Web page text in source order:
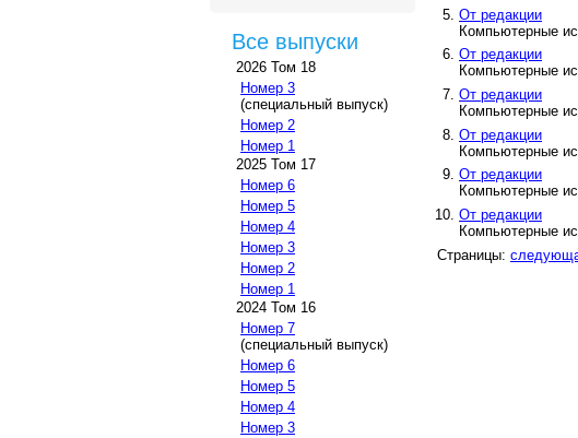
Все выпуски
2026 Том 18
Номер 3
(специальный выпуск)
Номер 2
Номер 1
2025 Том 17
Номер 6
Номер 5
Номер 4
Номер 3
Номер 2
Номер 1
2024 Том 16
Номер 7
(специальный выпуск)
Номер 6
Номер 5
Номер 4
Номер 3
От редакции
Компьютерные
От редакции
Компьютерные
От редакции
Компьютерные
От редакции
Компьютерные
От редакции
Компьютерные
От редакции
Компьютерные
Страницы: